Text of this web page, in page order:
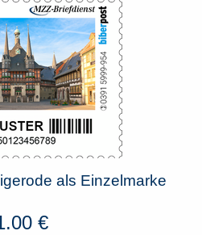
als Einzelmarke
€